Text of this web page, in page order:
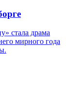
стала драма
мирного года